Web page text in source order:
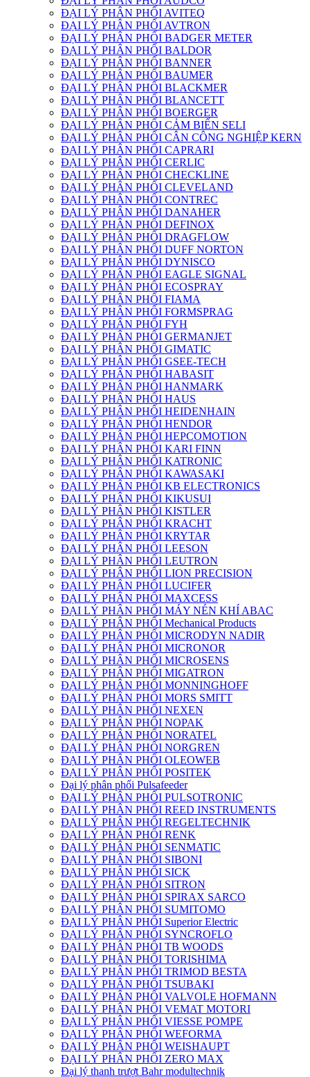
ĐẠI LÝ PHÂN PHỐI AVITEQ
ĐẠI LÝ PHÂN PHỐI AVTRON
ĐẠI LÝ PHÂN PHỐI BADGER METER
ĐẠI LÝ PHÂN PHỐI BALDOR
ĐẠI LÝ PHÂN PHỐI BANNER
ĐẠI LÝ PHÂN PHỐI BAUMER
ĐẠI LÝ PHÂN PHỐI BLACKMER
ĐẠI LÝ PHÂN PHỐI BLANCETT
ĐẠI LÝ PHÂN PHỐI BOERGER
ĐẠI LÝ PHÂN PHỐI CẢM BIẾN SELI
ĐẠI LÝ PHÂN PHỐI CÂN CÔNG NGHIỆP KERN
ĐẠI LÝ PHÂN PHỐI CAPRARI
ĐẠI LÝ PHÂN PHỐI CERLIC
ĐẠI LÝ PHÂN PHỐI CHECKLINE
ĐẠI LÝ PHÂN PHỐI CLEVELAND
ĐẠI LÝ PHÂN PHỐI CONTREC
ĐẠI LÝ PHÂN PHỐI DANAHER
ĐẠI LÝ PHÂN PHỐI DEFINOX
ĐẠI LÝ PHÂN PHỐI DRAGFLOW
ĐẠI LÝ PHÂN PHỐI DUFF NORTON
ĐẠI LÝ PHÂN PHỐI DYNISCO
ĐẠI LÝ PHÂN PHỐI EAGLE SIGNAL
ĐẠI LÝ PHÂN PHỐI ECOSPRAY
ĐẠI LÝ PHÂN PHỐI FIAMA
ĐẠI LÝ PHÂN PHỐI FORMSPRAG
ĐẠI LÝ PHÂN PHỐI FYH
ĐẠI LÝ PHÂN PHỐI GERMANJET
ĐẠI LÝ PHÂN PHỐI GIMATIC
ĐẠI LÝ PHÂN PHỐI GSEE-TECH
ĐẠI LÝ PHÂN PHỐI HABASIT
ĐẠI LÝ PHÂN PHỐI HANMARK
ĐẠI LÝ PHÂN PHỐI HAUS
ĐẠI LÝ PHÂN PHỐI HEIDENHAIN
ĐẠI LÝ PHÂN PHỐI HENDOR
ĐẠI LÝ PHÂN PHỐI HEPCOMOTION
ĐẠI LÝ PHÂN PHỐI KARI FINN
ĐẠI LÝ PHÂN PHỐI KATRONIC
ĐẠI LÝ PHÂN PHỐI KAWASAKI
ĐẠI LÝ PHÂN PHỐI KB ELECTRONICS
ĐẠI LÝ PHÂN PHỐI KIKUSUI
ĐẠI LÝ PHÂN PHỐI KISTLER
ĐẠI LÝ PHÂN PHỐI KRACHT
ĐẠI LÝ PHÂN PHỐI KRYTAR
ĐẠI LÝ PHÂN PHỐI LEESON
ĐẠI LÝ PHÂN PHỐI LEUTRON
ĐẠI LÝ PHÂN PHỐI LION PRECISION
ĐẠI LÝ PHÂN PHỐI LUCIFER
ĐẠI LÝ PHÂN PHỐI MAXCESS
ĐẠI LÝ PHÂN PHỐI MÁY NÉN KHÍ ABAC
ĐẠI LÝ PHÂN PHỐI Mechanical Products
ĐẠI LÝ PHÂN PHỐI MICRODYN NADIR
ĐẠI LÝ PHÂN PHỐI MICRONOR
ĐẠI LÝ PHÂN PHỐI MICROSENS
ĐẠI LÝ PHÂN PHỐI MIGATRON
ĐẠI LÝ PHÂN PHỐI MONNINGHOFF
ĐẠI LÝ PHÂN PHỐI MORS SMITT
ĐẠI LÝ PHÂN PHỐI NEXEN
ĐẠI LÝ PHÂN PHỐI NOPAK
ĐẠI LÝ PHÂN PHỐI NORATEL
ĐẠI LÝ PHÂN PHỐI NORGREN
ĐẠI LÝ PHÂN PHỐI OLEOWEB
ĐẠI LÝ PHÂN PHỐI POSITEK
Đại lý phân phối Pulsafeeder
ĐẠI LÝ PHÂN PHỐI PULSOTRONIC
ĐẠI LÝ PHÂN PHỐI REED INSTRUMENTS
ĐẠI LÝ PHÂN PHỐI REGELTECHNIK
ĐẠI LÝ PHÂN PHỐI RENK
ĐẠI LÝ PHÂN PHỐI SENMATIC
ĐẠI LÝ PHÂN PHỐI SIBONI
ĐẠI LÝ PHÂN PHỐI SICK
ĐẠI LÝ PHÂN PHỐI SITRON
ĐẠI LÝ PHÂN PHỐI SPIRAX SARCO
ĐẠI LÝ PHÂN PHỐI SUMITOMO
ĐẠI LÝ PHÂN PHỐI Superior Electric
ĐẠI LÝ PHÂN PHỐI SYNCROFLO
ĐẠI LÝ PHÂN PHỐI TB WOODS
ĐẠI LÝ PHÂN PHỐI TORISHIMA
ĐẠI LÝ PHÂN PHỐI TRIMOD BESTA
ĐẠI LÝ PHÂN PHỐI TSUBAKI
ĐẠI LÝ PHÂN PHỐI VALVOLE HOFMANN
ĐẠI LÝ PHÂN PHỐI VEMAT MOTORI
ĐẠI LÝ PHÂN PHỐI VIESSE POMPE
ĐẠI LÝ PHÂN PHỐI WEFORMA
ĐẠI LÝ PHÂN PHỐI WEISHAUPT
ĐẠI LÝ PHÂN PHỐI ZERO MAX
Đại lý thanh trượt Bahr modultechnik